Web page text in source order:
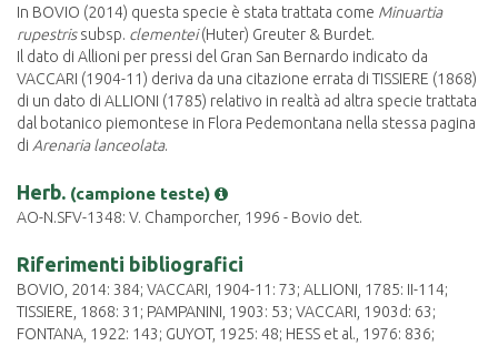
In BOVIO (2014) questa specie è stata trattata come Minuartia
rupestrissubsp. clementei(Huter) Greuter & Burdet.
Il dato di Allioni per pressi del Gran San Bernardo indicato da
VACCARI (1904-11) deriva da una citazione errata di TISSIERE (1868)
di un dato di ALLIONI (1785) relativo in realtà ad altra specie trattata
dal botanico piemontese in Flora Pedemontana nella stessa pagina
di Arenaria lanceolata.
Herb. (campione teste)
AO-N.SFV-1348: V. Champorcher, 1996 - Bovio det.
Riferimenti bibliografici
BOVIO, 2014: 384; VACCARI, 1904-11: 73; ALLIONI, 1785: II-114;
TISSIERE, 1868: 31; PAMPANINI, 1903: 53; VACCARI, 1903d: 63;
FONTANA, 1922: 143; GUYOT, 1925: 48; HESS et al., 1976: 836;